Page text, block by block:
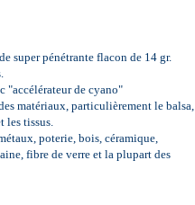
super pénétrante flacon de 14 gr.
"accélérateur de cyano"
matériaux, particulièrement le balsa,
les tissus.
poterie, bois, céramique,
fibre de verre et la plupart des